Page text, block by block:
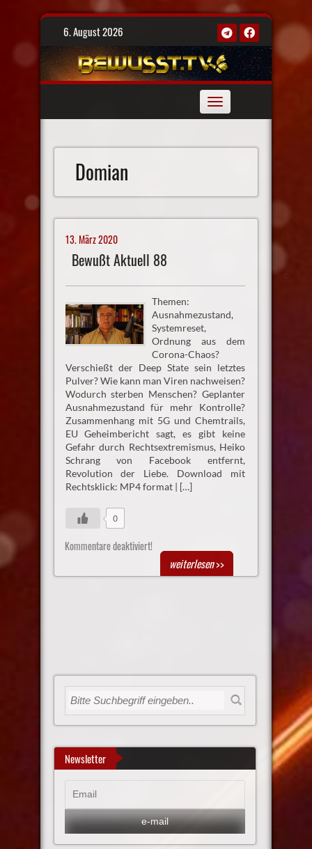
Skip
6. August 2026
Toggle
navigation
Domian
13. März 2020
Bewußt Aktuell 88
Themen:
Ausnahmezustand,
Systemreset,
Ordnung aus dem
Corona-Chaos?
Verschießt der Deep State sein letztes
Pulver? Wie kann man Viren nachweisen?
Wodurch sterben Menschen? Geplanter
Ausnahmezustand für mehr Kontrolle?
Zusammenhang mit 5G und Chemtrails,
EU Geheimbericht sagt, es gibt keine
Gefahr durch Rechtsextremismus, Heiko
Schrang von Facebook entfernt,
Revolution der Liebe. Download mit
Rechtsklick: MP4 format | […]
0
Kommentare deaktiviert!
weiterlesen>>
Newsletter